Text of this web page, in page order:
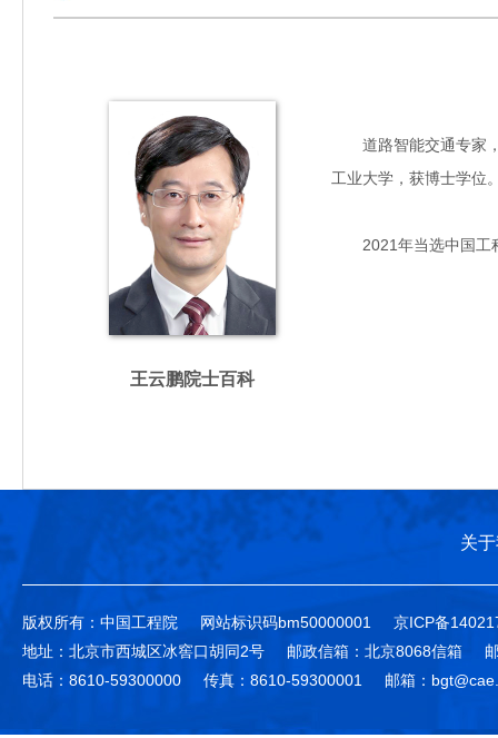
王云鹏院士百科
道路智能交通专家，
工业大学，获博士学位
2021年当选中国工
关
版权所有：中国工程院 网站标识码bm50000001
京ICP备
地址：北京市西城区冰窖口胡同2号
邮政信箱：北京8068信箱
电话：8610-59300000
传真：8610-59300001 邮箱：